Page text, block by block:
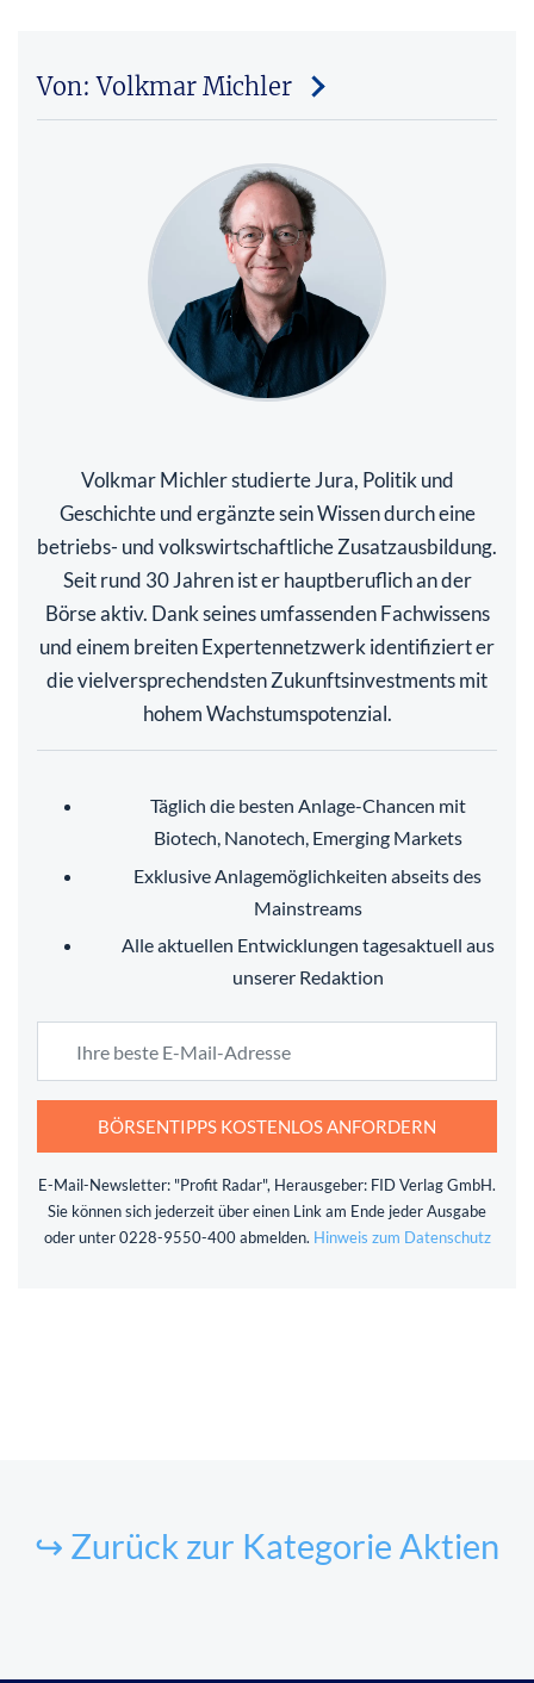
Von: Volkmar Michler
Volkmar Michler studierte Jura, Politik und
Geschichte und ergänzte sein Wissen durch eine
betriebs- und volkswirtschaftliche Zusatzausbildung.
Seit rund 30 Jahren ist er hauptberuflich an der
Börse aktiv. Dank seines umfassenden Fachwissens
und einem breiten Expertennetzwerk identifiziert er
die vielversprechendsten Zukunftsinvestments mit
hohem Wachstumspotenzial.
Täglich die besten Anlage-Chancen mit
Biotech, Nanotech, Emerging Markets
Exklusive Anlagemöglichkeiten abseits des
Mainstreams
Alle aktuellen Entwicklungen tagesaktuell aus
unserer Redaktion
BÖRSENTIPPS KOSTENLOS ANFORDERN
E-Mail-Newsletter: "Profit Radar", Herausgeber: FID Verlag GmbH.
Sie können sich jederzeit über einen Link am Ende jeder Ausgabe
oder unter 0228-9550-400 abmelden. Hinweis zum Datenschutz
↪ Zurück zur Kategorie Aktien